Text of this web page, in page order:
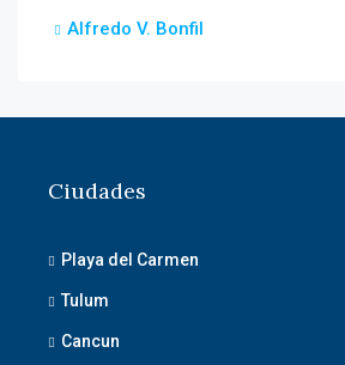
Alfredo V. Bonfil
Ciudades
Playa del Carmen
Tulum
Cancun